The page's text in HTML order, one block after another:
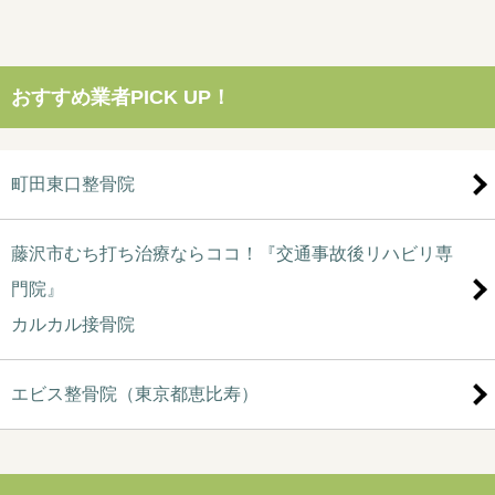
おすすめ業者PICK UP！
町田東口整骨院
藤沢市むち打ち治療ならココ！『交通事故後リハビリ専
門院』
カルカル接骨院
エビス整骨院（東京都恵比寿）